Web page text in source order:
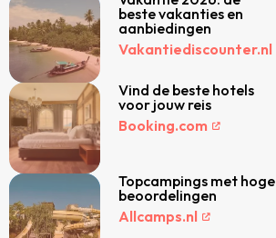
beste vakanties en
aanbiedingen
Vakantiediscounter.nl
Vind de beste hotels
voor jouw reis
Booking.com
Topcampings met hoge
beoordelingen
Allcamps.nl